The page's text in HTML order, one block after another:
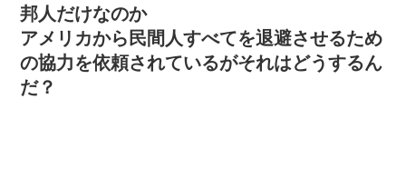
邦人だけなのか
アメリカから民間人すべてを退避させるため
の協力を依頼されているがそれはどうするん
だ？